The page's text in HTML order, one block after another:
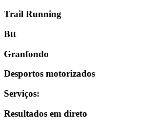
Trail Running
Btt
Granfondo
Desportos motorizados
Serviços:
Resultados em direto